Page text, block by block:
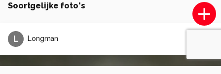
Soortgelijke foto's
L Longman